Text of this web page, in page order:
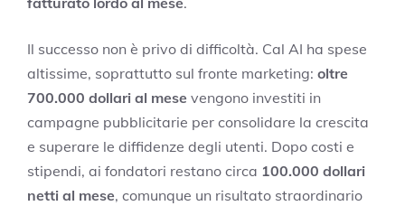
Il successo non è privo di difficoltà. Cal AI ha spese
altissime, soprattutto sul fronte marketing: oltre
700.000 dollari al mese vengono investiti in
campagne pubblicitarie per consolidare la crescita
e superare le diffidenze degli utenti. Dopo costi e
stipendi, ai fondatori restano circa 100.000 dollari
netti al mese, comunque un risultato straordinario